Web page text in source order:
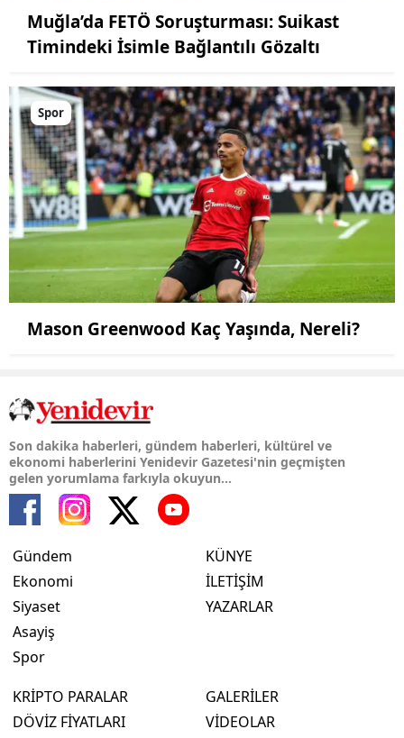
Muğla’da FETÖ Soruşturması: Suikast
Timindeki İsimle Bağlantılı Gözaltı
Spor
Mason Greenwood Kaç Yaşında, Nereli?
Son dakika haberleri, gündem haberleri, kültürel ve
ekonomi haberlerini Yenidevir Gazetesi'nin geçmişten
gelen yorumlama farkıyla okuyun...
Gündem
Ekonomi
Siyaset
Asayiş
Spor
KÜNYE
İLETİŞİM
YAZARLAR
KRİPTO PARALAR
DÖVİZ FİYATLARI
GALERİLER
VİDEOLAR